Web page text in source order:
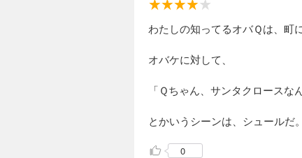
わたしの知ってるオバＱは、町
オバケに対して、
「Ｑちゃん、サンタクロースな
とかいうシーンは、シュールだ。
0